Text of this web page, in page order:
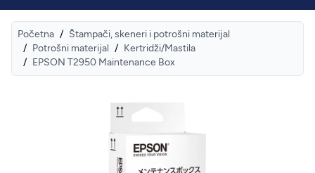
Početna / Štampači, skeneri i potrošni materijal
/ Potrošni materijal / Kertridži/Mastila
/ EPSON T2950 Maintenance Box